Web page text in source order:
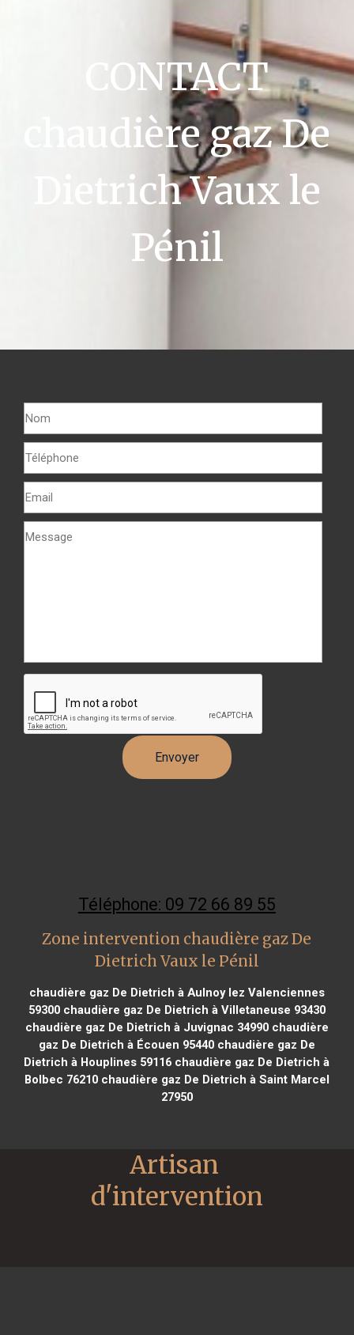
CONTACT
chaudière gaz De
Dietrich Vaux le
Pénil
Téléphone: 09 72 66 89 55
Zone intervention chaudière gaz De
Dietrich Vaux le Pénil
chaudière gaz De Dietrich à Aulnoy lez Valenciennes
59300chaudière gaz De Dietrich à Villetaneuse 93430
chaudière gaz De Dietrich à Juvignac 34990chaudière
gaz De Dietrich à Écouen 95440chaudière gaz De
Dietrich à Houplines 59116 chaudière gaz De Dietrich à
Bolbec 76210chaudière gaz De Dietrich à Saint Marcel
27950
Artisan
d'intervention